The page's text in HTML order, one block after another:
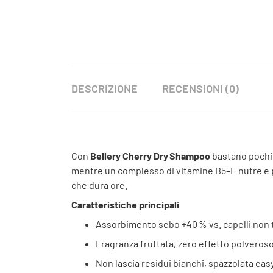
DESCRIZIONE RECENSIONI (0)
Con Bellery Cherry Dry Shampoo bastano
mentre un complesso di vitamine B5–E nutre
che dura ore.
Caratteristiche principali
Assorbimento sebo +40 % vs. capelli
Fragranza fruttata, zero effetto
Non lascia residui bianchi, spazzolata